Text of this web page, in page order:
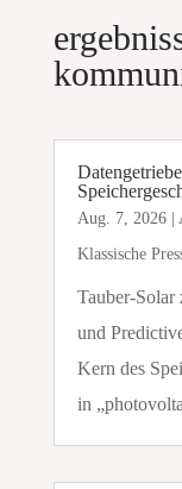
Aug. 7, 2026|
Klassische
Tauber-Solar
und
Kern des
in